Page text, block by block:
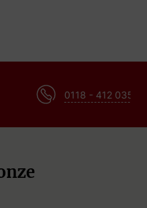
- 412 035